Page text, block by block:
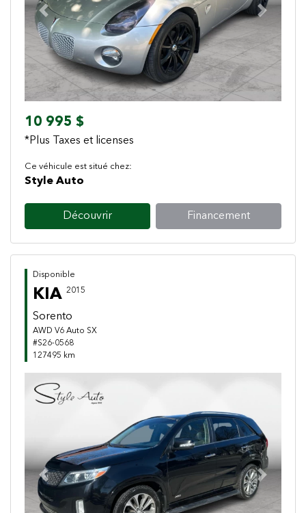
Previous Next
10 995 $
*Plus Taxes et licenses
Ce véhicule est situé chez:
Style Auto
Découvrir Financement
Disponible
KIA 2015
Sorento
AWD V6 Auto SX
#S26-0568
127495 km
Previous Next